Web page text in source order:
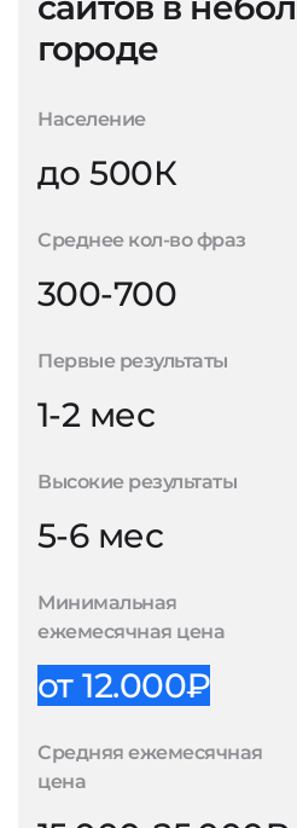
городе
Население
до 500К
Среднее кол-во фраз
300-700
Первые результаты
1-2 мес
Высокие результаты
5-6 мес
Минимальная
ежемесячная цена
от 12.000₽
Средняя ежемесячная
цена